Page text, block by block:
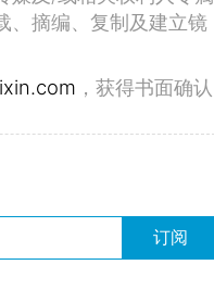
、摘编、复制及建立镜
，获得书面确认
订阅